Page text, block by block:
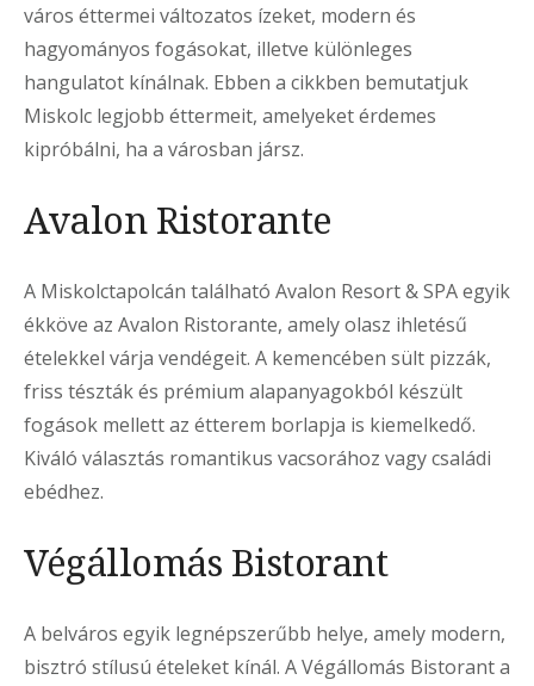
város éttermei változatos ízeket, modern és
hagyományos fogásokat, illetve különleges
hangulatot kínálnak. Ebben a cikkben bemutatjuk
Miskolc legjobb éttermeit, amelyeket érdemes
kipróbálni, ha a városban jársz.
Avalon Ristorante
A Miskolctapolcán található Avalon Resort & SPA egyik
ékköve az Avalon Ristorante, amely olasz ihletésű
ételekkel várja vendégeit. A kemencében sült pizzák,
friss tészták és prémium alapanyagokból készült
fogások mellett az étterem borlapja is kiemelkedő.
Kiváló választás romantikus vacsorához vagy családi
ebédhez.
Végállomás Bistorant
A belváros egyik legnépszerűbb helye, amely modern,
bisztró stílusú ételeket kínál. A Végállomás Bistorant a